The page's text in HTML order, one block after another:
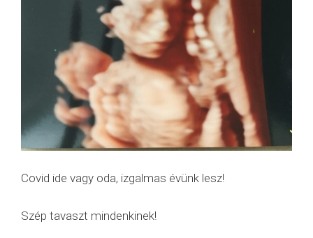
Covid ide vagy oda, izgalmas évünk lesz!
Szép tavaszt mindenkinek!